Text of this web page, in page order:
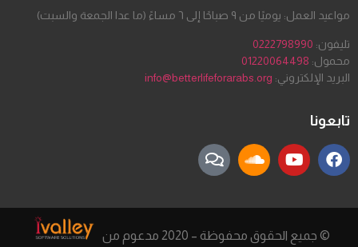
مواعيد العمل: يوميًا من ٩ صباحًا إلى ٦ مساءً (ما عدا الجمعة والسبت)
تليفون: 0222798990
محمول: 01220064498
البريد الإلكتروني: info@betterlifeforarabs.org
تابعونا
© جميع الحقوق محفوظة – 2020 مدعوم من